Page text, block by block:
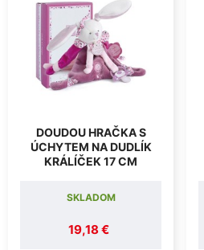
DOUDOU HRAČKA S
ÚCHYTEM NA DUDLÍK
KRÁLÍČEK 17 CM
19,18 €
SKLADOM